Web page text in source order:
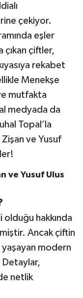
çekiyor.
eşler
çıkan çiftler,
rekabet
Menekşe
mutfakta
medyada da
Topal’la
ve Yusuf
ve Yusuf Ulus
olduğu hakkında
Ancak çiftin
yaşayan modern
Detaylar,
netlik